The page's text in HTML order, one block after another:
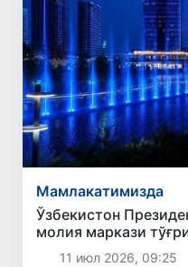
Мамлакатимизда
Ўзбекистон
молия маркази
Конституциявий
11 июл 2026, 09:25